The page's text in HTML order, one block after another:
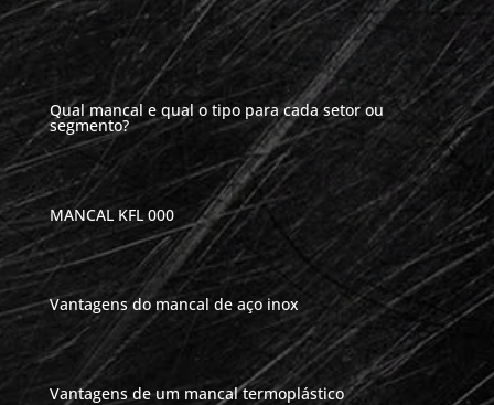
Qual mancal e qual o tipo para cada setor ou
segmento?
MANCAL KFL 000
Vantagens do mancal de aço inox
Vantagens de um mancal termoplástico